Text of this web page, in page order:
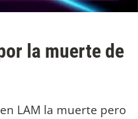
la muerte de
LAM la muerte pero